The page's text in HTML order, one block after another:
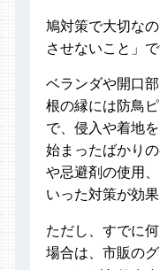
鳩対策で大切な
させないこと」で
ベランダや開口
根の縁には防鳥
で、侵入や着地
始まったばかり
や忌避剤の使用
いった対策が効果
ただし、すでに
場合は、市販の